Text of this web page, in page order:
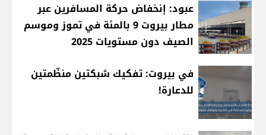
عبود: إنخفاض حركة المسافرين عبر
مطار بيروت 9 بالمئة في تموز وموسم
الصيف دون مستويات 2025
في بيروت: تفكيك شبكتين منظّمتين
للدعارة!